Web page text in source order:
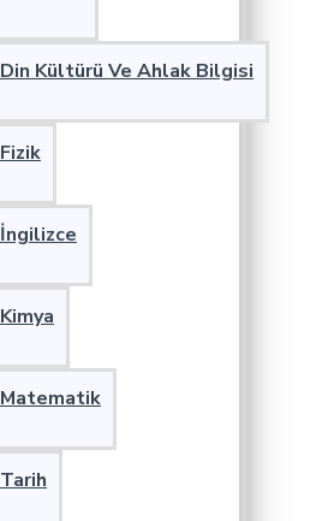
Din Kültürü Ve Ahlak Bilgisi
Fizik
İngilizce
Kimya
Matematik
Tarih